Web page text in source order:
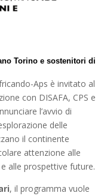
Torino e sostenitori di
Aps è invitato al
con DISAFA, CPS e
l’avvio di
delle
il continente
attenzione alle
alle prospettive future.
, il programma vuole